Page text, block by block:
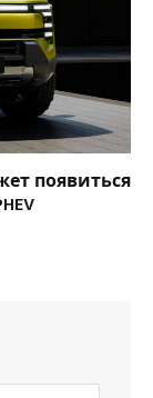
появиться